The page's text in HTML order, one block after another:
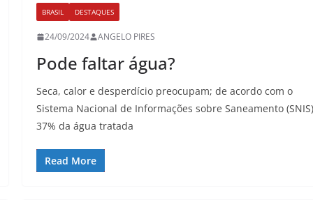
BRASIL DESTAQUES
24/09/2024 ANGELO PIRES
Pode faltar água?
Seca, calor e desperdício preocupam; de acordo com o
Sistema Nacional de Informações sobre Saneamento
37% da água tratada
Read More